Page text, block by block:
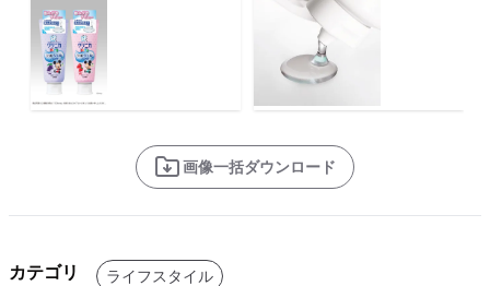
画像一括ダウンロード
カテゴリ ライフスタイル